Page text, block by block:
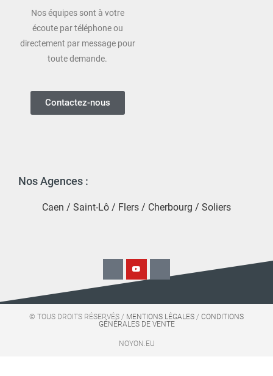
Nos équipes sont à votre
écoute par téléphone ou
directement par message pour
toute demande.
Contactez-nous
Nos Agences :
Caen / Saint-Lô / Flers / Cherbourg / Soliers
© TOUS DROITS RÉSERVÉS / MENTIONS LÉGALES / CONDITIONS
GÉNÉRALES DE VENTE
NOYON.EU